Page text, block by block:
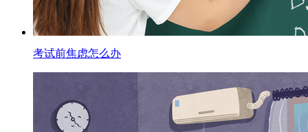
考试前焦虑怎么办